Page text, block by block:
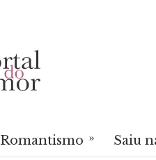
Romantismo » Saiu